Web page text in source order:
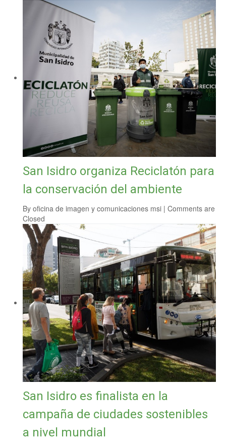
San Isidro organiza Reciclatón para
la conservación del ambiente
By oficina de imagen y comunicaciones msi | Comments are
Closed
San Isidro es finalista en la
campaña de ciudades sostenibles
a nivel mundial